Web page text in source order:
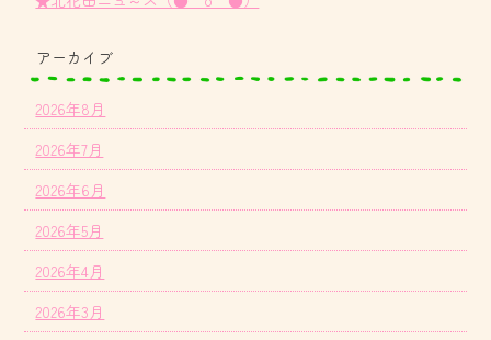
アーカイブ
2026年8月
2026年7月
2026年6月
2026年5月
2026年4月
2026年3月